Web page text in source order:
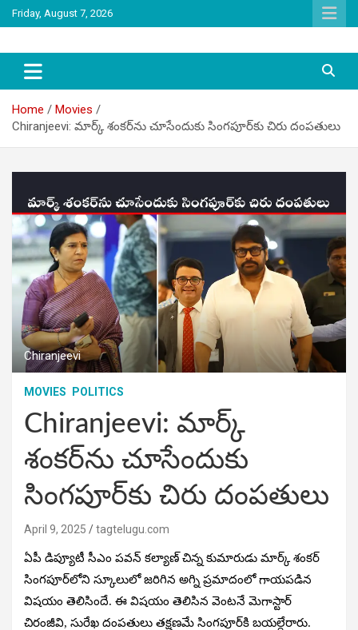
Skip
to
Friday, August 7, 2026
Tag Telugu
Home
Movies
Chiranjeevi: మార్క్ శంకర్‌ను చూసేందుకు సింగపూర్‌కు చిరు దంపతులు
Chiranjeevi
MOVIES POLITICS
Chiranjeevi: మార్క్
శంకర్‌ను చూసేందుకు
సింగపూర్‌కు చిరు దంపతులు
April 9, 2025 tagtelugu.com
ఏపీ డిప్యూటీ సీఎం పవన్ కల్యాణ్ చిన్న కుమారుడు మార్క్ శంకర్
సింగపూర్‌లోని స్కూలులో జరిగిన అగ్ని ప్రమాదంలో గాయపడిన
విషయం తెలిసిందే. ఈ విషయం తెలిసిన వెంటనే మెగాస్టార్
చిరంజీవి, సురేఖ దంపతులు తక్షణమే సింగపూర్‌కి బయల్దేరారు.